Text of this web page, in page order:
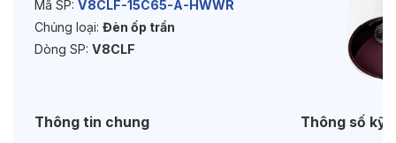
Bảo hành:3 năm
Mã SP: V8CLF-15C65-A-HWWR
Chủng loại: Đèn ốp trần
Dòng SP: V8CLF
Thông tin chung Thông số kỹ